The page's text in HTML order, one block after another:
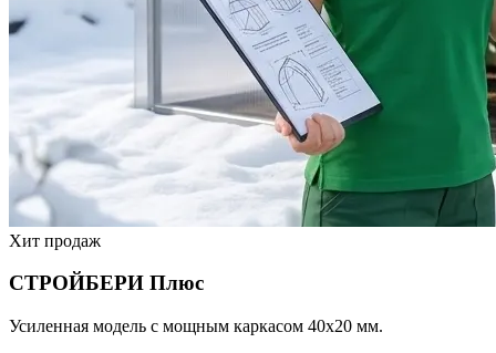
Хит продаж
СТРОЙБЕРИ Плюс
Усиленная модель с мощным каркасом 40х20 мм.